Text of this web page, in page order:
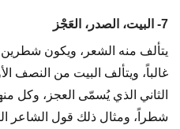
7- البيت، الصدر، العَجْز
يتألف منه الشعر، ويكون شطرين
غالباً، ويتألف البيت من النصف
الثاني الذي يُسمّى العجز، وكل
شطراً، ومثال ذلك قول الشاعر